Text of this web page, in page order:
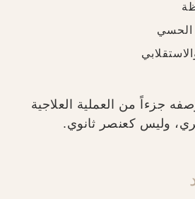
الحسي
جزءاً من العملية العلاجية
وليس كعنصر ثانوي.